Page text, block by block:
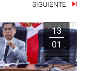
SIGUIENTE
13
01